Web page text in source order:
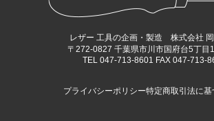
レザー 工具の企画・製造 株式会社
〒272-0827 千葉県市川市国府台5丁目
TEL 047-713-8601 FAX 047-713-
プライバシーポリシー特定商取引法に基